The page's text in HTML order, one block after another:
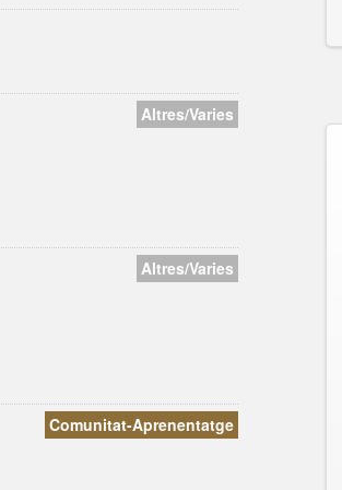
Altres/Varies
Altres/Varies
Comunitat-Aprenentatge